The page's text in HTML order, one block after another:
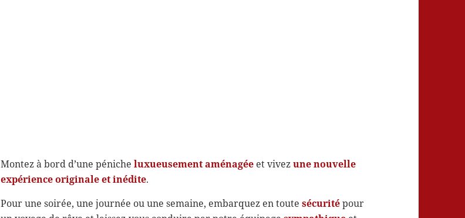
Montez à bord d’une pénicheluxueusement aménagée et vivezune nouvelle
expérience originale et inédite.
Pour une soirée, une journée ou une semaine, embarquez en toutesécuritépour